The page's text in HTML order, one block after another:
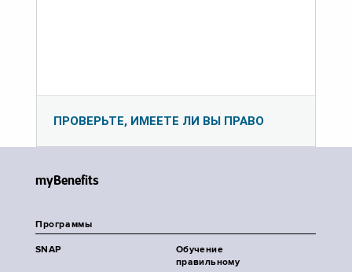
ПРОВЕРЬТЕ, ИМЕЕТЕ ЛИ ВЫ ПРАВО
myBenefits
Программы
SNAP
Обучение
правильному